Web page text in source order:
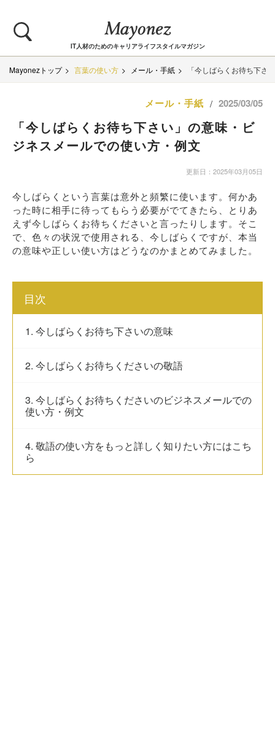
IT人材のためのキャリアライフスタイルマガジン
Mayonezトップ 言葉の使い方 メール・手紙 「今しばらくお待ち下さ
メール・手紙 / 2025/03/05
「今しばらくお待ち下さい」の意味・ビ
ジネスメールでの使い方・例文
更新日：2025年03月05日
今しばらくという言葉は意外と頻繁に使います。何かあ
った時に相手に待ってもらう必要がでてきたら、とりあ
えず今しばらくお待ちくださいと言ったりします。そこ
で、色々の状況で使用される、今しばらくですが、本当
の意味や正しい使い方はどうなのかまとめてみました。
目次
1. 今しばらくお待ち下さいの意味
2. 今しばらくお待ちくださいの敬語
3. 今しばらくお待ちくださいのビジネスメールでの
使い方・例文
4. 敬語の使い方をもっと詳しく知りたい方にはこち
ら